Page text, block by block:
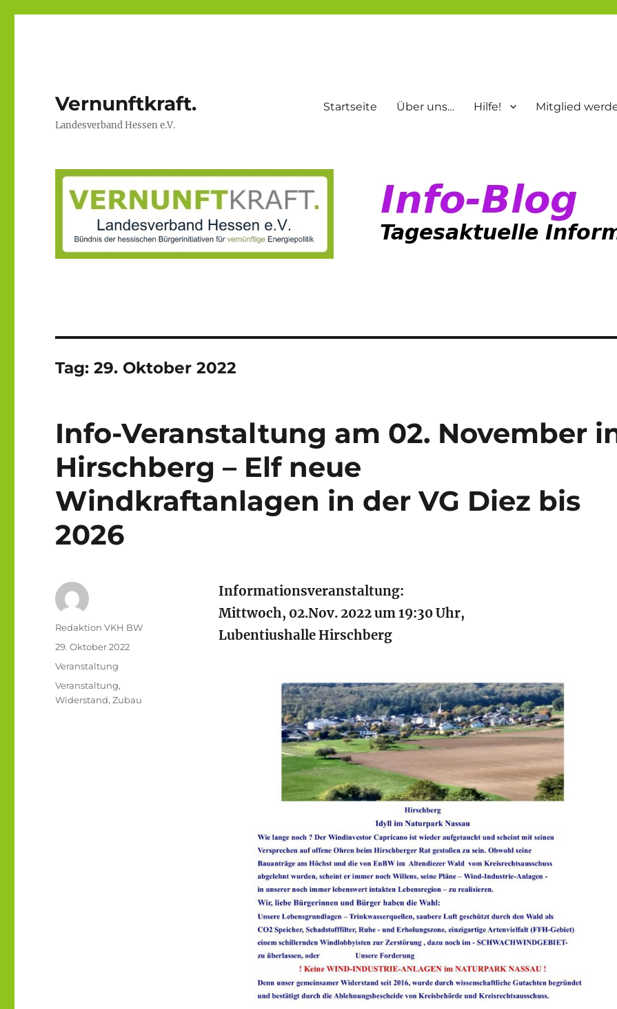
Vernunftkraft.
Landesverband Hessen e.V.
Startseite Über uns… Hilfe! Mitglied
Tag:29. Oktober 2022
Info-Veranstaltung am 02. November
Hirschberg – Elf neue
Windkraftanlagen in der VG Diez bis
2026
Informationsveranstaltung:
Mittwoch, 02.Nov. 2022 um 19:30 Uhr,
Lubentiushalle Hirschberg
Autor
Redaktion VKH BW
Veröffentlicht
29. Oktober 2022
Kategorien
Veranstaltung
Schlagwörter
Veranstaltung,
Widerstand,Zubau